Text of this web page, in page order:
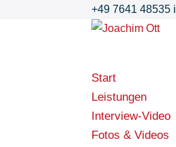
+49 7641 48535
Start
Leistungen
Interview-Video
Fotos & Videos